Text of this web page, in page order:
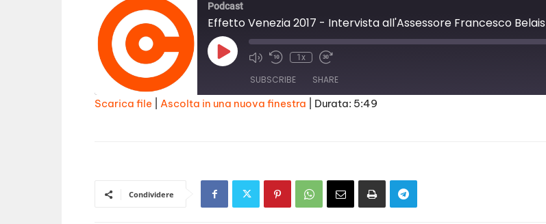
Podcast
Effetto Venezia 2017 - Intervista all'Assessore Francesco Belais
Play
Episode
1x
SUBSCRIBE SHARE
Scarica file Ascolta in una nuova finestra Durata: 5:49
Condividere